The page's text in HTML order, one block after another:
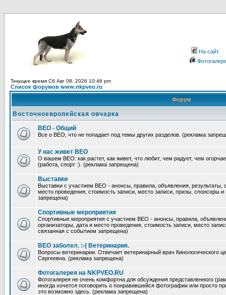
На сайт
Текущее время Сб Авг 08, 2026 10:46 pm
Список форумов www.nkpveo.ru
Форум
Восточноевропейская овчарка
ВЕО - Общий
Все о ВЕО, что не попадает под темы других разделов. (реклама
У нас живет ВЕО
О вашем ВЕО: как растет, как живет, что любит, чем радует, чем
(работа, спорт :). (реклама запрещена)
Выставки
Выставки с участием ВЕО - анонсы, правила, объявления, результаты,
место проведения, стоимость записи, место записи, призы, спонсоры
запрещена)
Спортивные мероприятия
Спортивные мероприятия с участием ВЕО - анонсы, правила,
организаторы, дата и место проведения, стоимость записи, место
связанная с событием запрещена)
ВЕО заболел. :-( Ветеринария.
Вопросы ветеринарии. Отвечает ветеринарный врач Кинологического
Сергеевна. (реклама запрещена)
Фотогалерея на NKPVEO.RU
Фотогалерея не очень комфортна для обсуждения представленного
иногда хочется поговорить о понравившейся фотографии или просто
это возможно здесь. (реклама запрещена)